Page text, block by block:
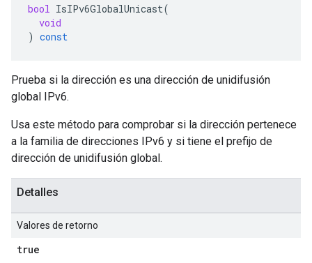
bool IsIPv6GlobalUnicast(
void
) const
Prueba si la dirección es una dirección de unidifusión
global IPv6.
Usa este método para comprobar si la dirección pertenece
a la familia de direcciones IPv6 y si tiene el prefijo de
dirección de unidifusión global.
Detalles
Valores de retorno
true